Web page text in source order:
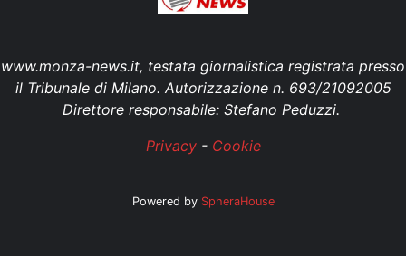
www.monza-news.it, testata giornalistica registrata presso
il Tribunale di Milano. Autorizzazione n. 693/21092005
Direttore responsabile: Stefano Peduzzi.
Privacy- Cookie
Powered by SpheraHouse